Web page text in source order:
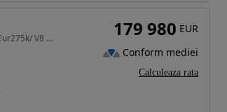
3982 cm3 • 802 CP • Manufaktur/ Pret de nou: Eur275k/ V8 Biturbo 802PS 4M Plug In/ TVA DED 179 980 EUR
Conform mediei
Calculeaza rata